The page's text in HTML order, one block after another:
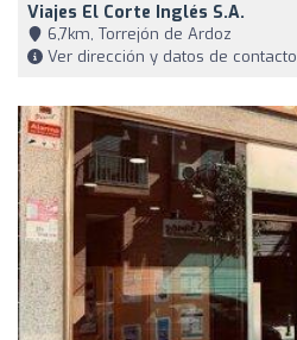
Viajes El Corte Inglés S.A.
6,7km, Torrejón de Ardoz
Ver dirección y datos de contacto